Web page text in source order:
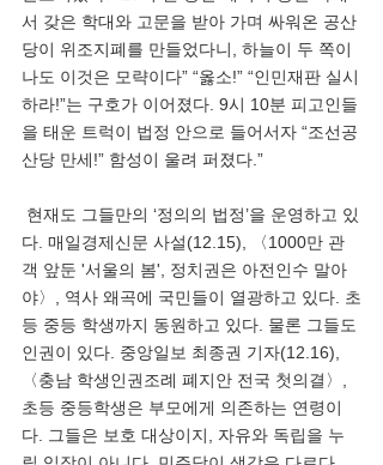
서 갖은 학대와 고문을 받아 가며 싸워온 공산
당이 위조지폐를 만들었다니, 하늘이 두 쪽이
나도 이것은 모략이다” “옳소!” “인민재판 실시
하라!”는 구호가 이어졌다. 9시 10분 피고인들
을 태운 트럭이 법정 안으로 들어서자 “조선공
산당 만세!” 함성이 울려 퍼졌다.”
다. 매일경제신문 사설(12.15), 〈1000만 관
객 앞둔 '서울의 봄', 정치권은 아전인수 말아
야〉, 역사 왜곡에 국민들이 열광하고 있다. 초
등 중등 학생까지 동원하고 있다. 물론 그들도
인권이 있다. 중앙일보 최종권 기자(12.16),
〈충남 학생인권조례 폐지안 전국 첫의결〉,
초등 중등학생은 부모에게 의존하는 연령이
다. 그들은 보호 대상이지, 자유와 독립을 누